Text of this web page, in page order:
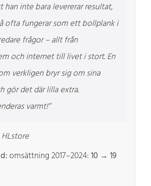
han inte bara levererar resultat,
ofta fungerar som ett bollplank i
frågor – allt från
och internet till livet i stort. En
verkligen bryr sig om sina
gör det där lilla extra.
varmt!”
omsättning 2017–2024:10 → 19